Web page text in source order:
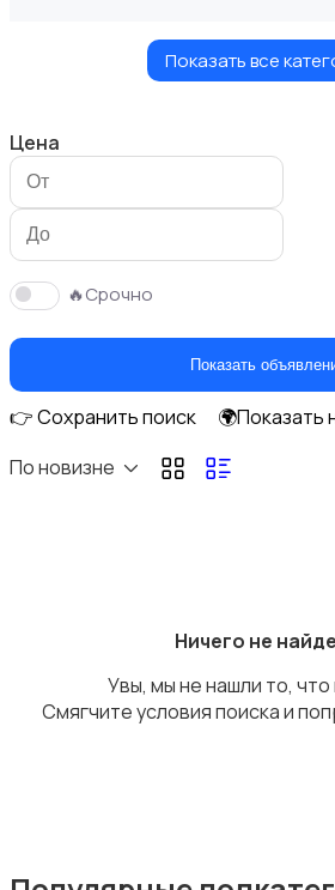
Игровые приставки
Игры для приставок и ПК
Книги и журналы
Показать все
Цена
🔥Срочно
Показать
👉 Сохранить поиск
🌍Показать
По новизне
Ничего не
Увы, мы не нашли то, что
Смягчите условия поиска и